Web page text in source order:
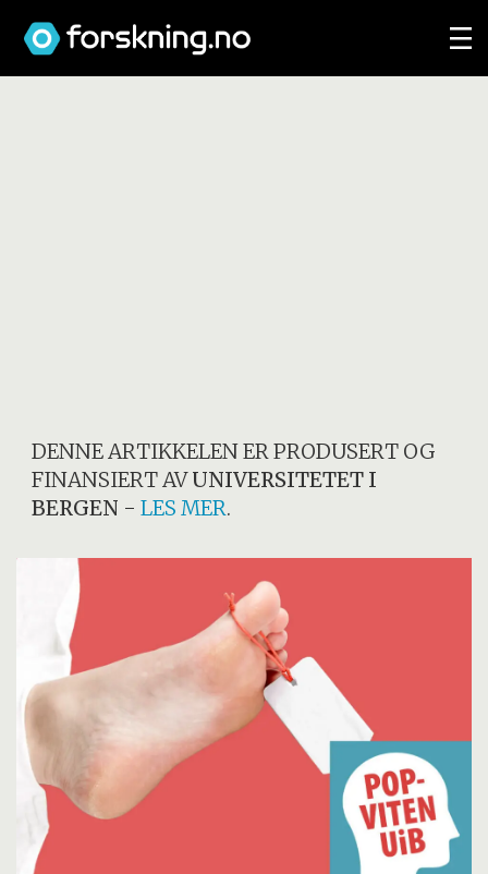
DENNE ARTIKKELEN ER PRODUSERT OG
FINANSIERT AVUNIVERSITETET I
BERGEN -LES MER.